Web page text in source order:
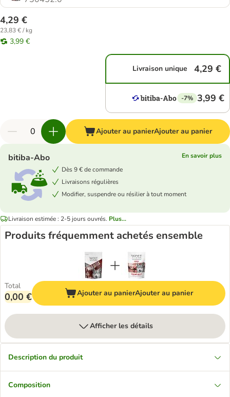
4,29 €
23,83 € / kg
3,99 €
Livraison unique 4,29 €
-7% 3,99 €
Ajouter au panierAjouter au panier
bitiba-Abo
En savoir plus
Dès 9 € de commande
Livraisons régulières
Modifier, suspendre ou résilier à tout moment
Livraison estimée : 2-5 jours ouvrés. Plus...
Produits fréquemment achetés ensemble
Total
0,00 € Ajouter au panierAjouter au panier
Afficher les détails
Description du produit
Composition